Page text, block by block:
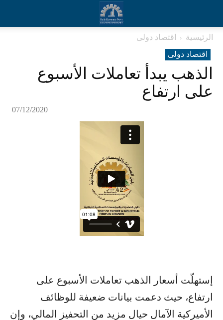
الرئيسية
اقتصاد دولی
اقتصاد دولی
الذهب يبدأ تعاملات الأسبوع
على ارتفاع
07/12/2020
إستهلّت أسعار ​الذهب​ تعاملات الأسبوع على
ارتفاع، حيث دعمت بيانات ضعيفة للوظائف
الأميركية الآمال حيال مزيد من التحفيز المالي، وإن